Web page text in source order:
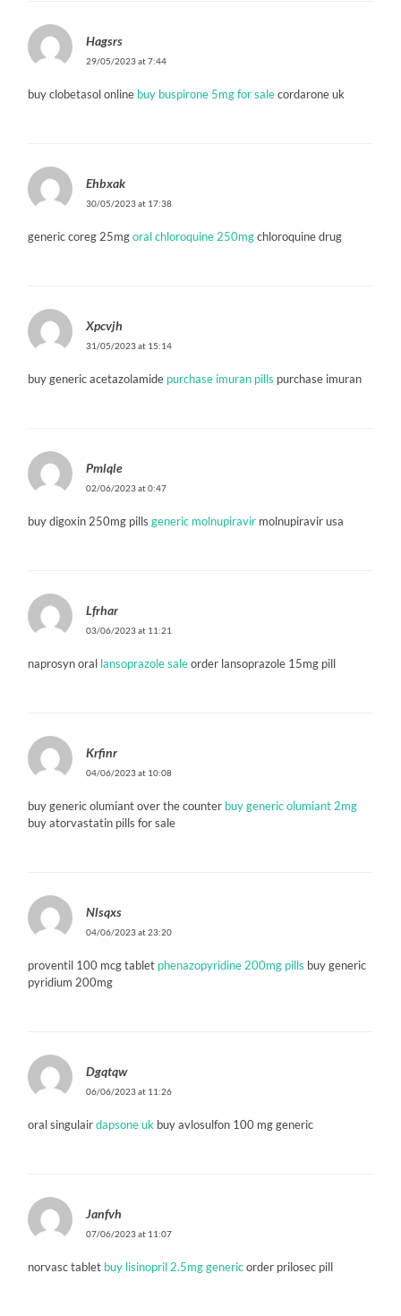
Hagsrs
29/05/2023 at 7:44
buy clobetasol online buy buspirone 5mg for salecordarone uk
Ehbxak
30/05/2023 at 17:38
generic coreg 25mgoral chloroquine 250mgchloroquine drug
Xpcvjh
31/05/2023 at 15:14
buy generic acetazolamide purchase imuran pills purchase imuran
Pmlqle
02/06/2023 at 0:47
buy digoxin 250mg pillsgeneric molnupiravir molnupiravir usa
Lfrhar
03/06/2023 at 11:21
naprosyn oral lansoprazole saleorder lansoprazole 15mg pill
Krfinr
04/06/2023 at 10:08
buy generic olumiant over the counter buy generic olumiant 2mg
buy atorvastatin pills for sale
Nlsqxs
04/06/2023 at 23:20
proventil 100 mcg tablet phenazopyridine 200mg pills buy generic
pyridium 200mg
Dgqtqw
06/06/2023 at 11:26
oral singulairdapsone uk buy avlosulfon 100 mg generic
Janfvh
07/06/2023 at 11:07
norvasc tablet buy lisinopril 2.5mg genericorder prilosec pill